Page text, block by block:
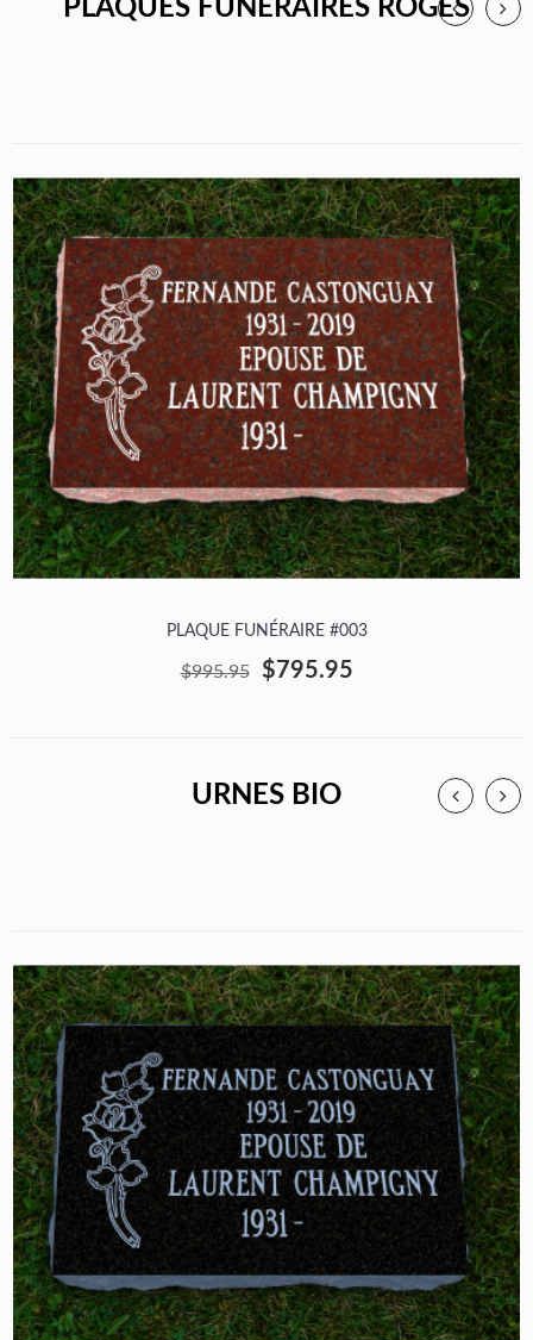
PLAQUES FUNÉRAIRES ROGES
PLAQUE FUNÉRAIRE #003
$995.95 $795.95
URNES BIO